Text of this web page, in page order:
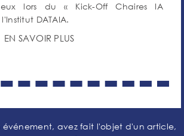
lors du « Kick-Off Chaires IA
DATAIA.
EN SAVOIR PLUS
événement, avez fait l'objet d'un article,